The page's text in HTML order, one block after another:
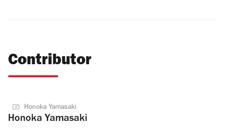
Contributor
Honoka Yamasaki
Honoka Yamasaki